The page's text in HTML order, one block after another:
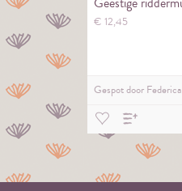
€ 12,45
Gespot door Federica